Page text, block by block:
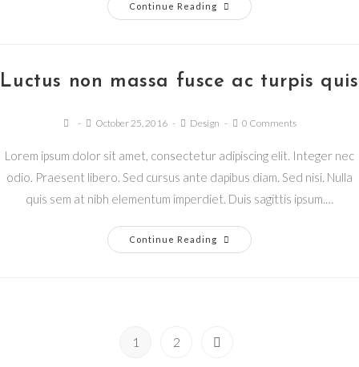
Continue Reading
Luctus non massa fusce ac turpis quis
October 25, 2016 Design 0 Comments
Lorem ipsum dolor sit amet, consectetur adipiscing elit. Integer nec
odio. Praesent libero. Sed cursus ante dapibus diam. Sed nisi. Nulla
quis sem at nibh elementum imperdiet. Duis sagittis ipsum.…
Continue Reading
1 2